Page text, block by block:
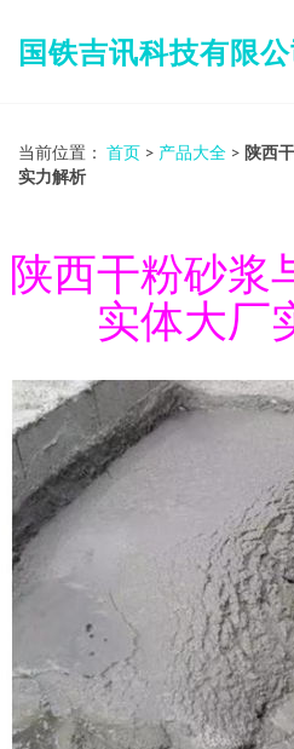
国铁吉讯科技有限公
当前位置： 首页 > 产品大全 > 陕西
实力解析
陕西干粉砂浆
实体大厂